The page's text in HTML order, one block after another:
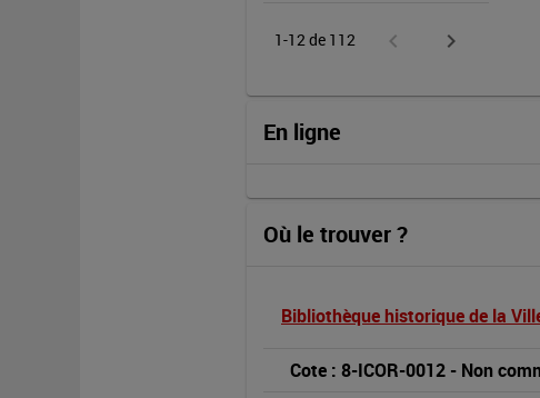
1-12de 112 chevron_left chevron_right
En ligne
Où le trouver ?
Bibliothèque historique de la
Cote : 8-ICOR-0012 - Non